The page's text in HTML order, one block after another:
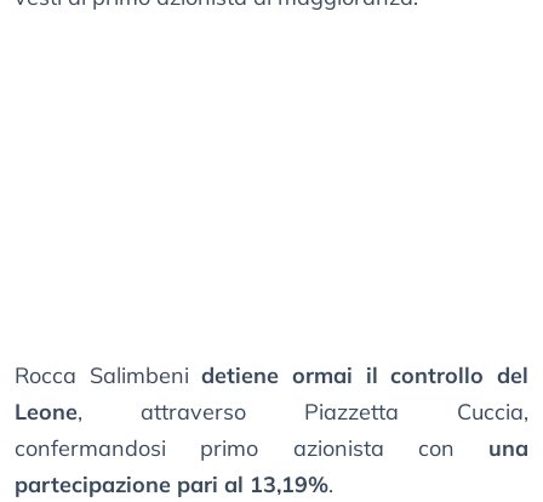
Rocca Salimbenidetiene ormai il controllo del
Leone, attraverso Piazzetta Cuccia,
confermandosi primo azionista con una
partecipazione pari al 13,19%.